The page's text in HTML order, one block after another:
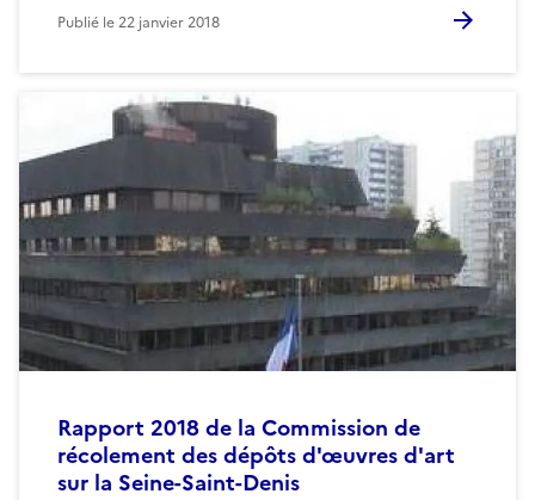
Publié le22 janvier 2018
Rapport 2018 de la Commission de
récolement des dépôts d'œuvres d'art
sur la Seine-Saint-Denis